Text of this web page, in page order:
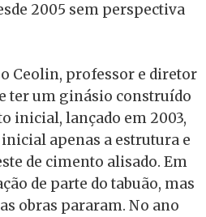
2005 sem perspectiva
Ceolin, professor e diretor
ter um ginásio construído
inicial, lançado em 2003,
apenas a estrutura e
de cimento alisado. Em
de parte do tabuão, mas
obras pararam. No ano